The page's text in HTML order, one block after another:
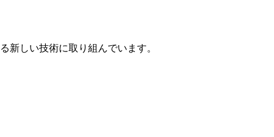
新しい技術に取り組んでいます。